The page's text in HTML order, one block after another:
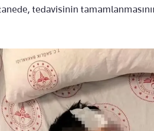
tedavisinin